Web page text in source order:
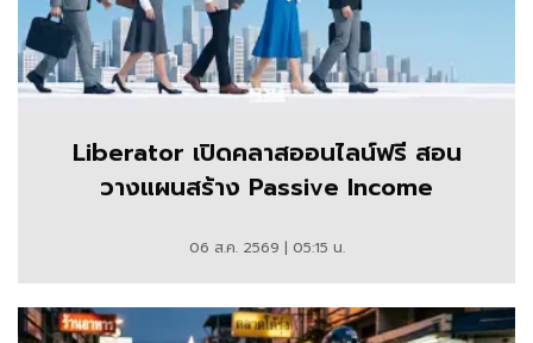
Liberator เปิดคลาสออนไลน์ฟรี สอน
วางแผนสร้าง Passive Income
06 ส.ค. 2569 | 05:15 น.